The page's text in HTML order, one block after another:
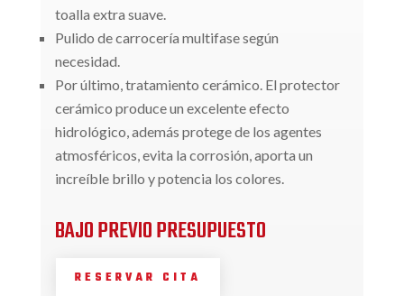
toalla extra suave.
Pulido de carrocería multifase según
necesidad.
Por último, tratamiento cerámico. El protector
cerámico produce un excelente efecto
hidrológico, además protege de los agentes
atmosféricos, evita la corrosión, aporta un
increíble brillo y potencia los colores.
BAJO PREVIO PRESUPUESTO
RESERVAR CITA